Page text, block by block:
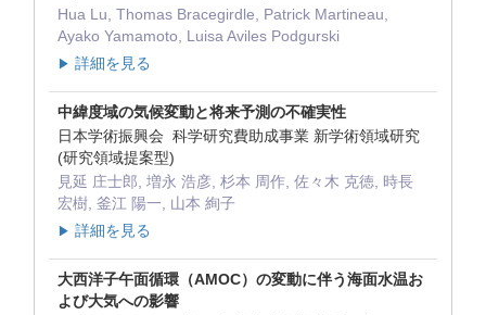
Hua Lu, Thomas Bracegirdle, Patrick Martineau,
Ayako Yamamoto, Luisa Aviles Podgurski
▶ 詳細を見る
中緯度域の気候変動と将来予測の不確実性
日本学術振興会 科学研究費助成事業 新学術領域研究
(研究領域提案型)
見延 庄士郎, 増永 浩彦, 杉本 周作, 佐々木 克徳, 時長
宏樹, 釜江 陽一, 山本 絢子
▶ 詳細を見る
大西洋子午面循環（AMOC）の変動に伴う海面水温お
よび大気への影響